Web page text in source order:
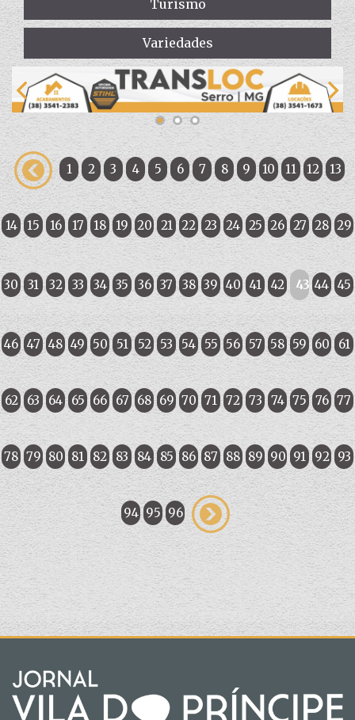
Turismo
Variedades
1 2 3 4 5 6 7 8 9 10 11 12 13
14 15 16 17 18 19 20 21 22 23 24 25 26 27 28 29
30 31 32 33 34 35 36 37 38 39 40 41 42 43 44 45
46 47 48 49 50 51 52 53 54 55 56 57 58 59 60 61
62 63 64 65 66 67 68 69 70 71 72 73 74 75 76 77
78 79 80 81 82 83 84 85 86 87 88 89 90 91 92 93
94 95 96